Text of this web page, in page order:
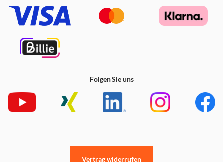
Folgen Sie uns
Vertrag widerrufen